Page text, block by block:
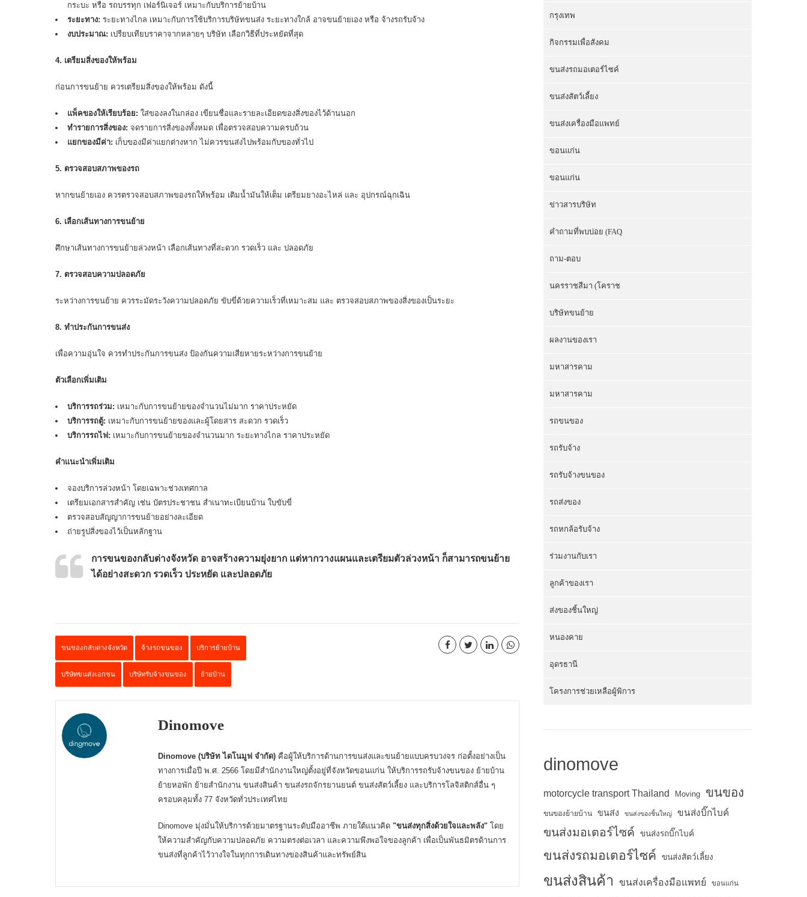
กระบะ หรือ รถบรรทุก เฟอร์นิเจอร์ เหมาะกับบริการย้ายบ้าน
ระยะทาง: ระยะทางไกล เหมาะกับการใช้บริการบริษัทขนส่ง ระยะทางใกล้ อาจขนย้ายเอง หรือ จ้างรถรับจ้าง
งบประมาณ: เปรียบเทียบราคาจากหลายๆ บริษัท เลือกวิธีที่ประหยัดที่สุด
4. เตรียมสิ่งของให้พร้อม
ก่อนการขนย้าย ควรเตรียมสิ่งของให้พร้อม ดังนี้
แพ็คของให้เรียบร้อย: ใส่ของลงในกล่อง เขียนชื่อและรายละเอียดของสิ่งของไว้ด้านนอก
ทำรายการสิ่งของ: จดรายการสิ่งของทั้งหมด เพื่อตรวจสอบความครบถ้วน
แยกของมีค่า: เก็บของมีค่าแยกต่างหาก ไม่ควรขนส่งไปพร้อมกับของทั่วไป
5. ตรวจสอบสภาพของรถ
หากขนย้ายเอง ควรตรวจสอบสภาพของรถให้พร้อม เติมน้ำมันให้เต็ม เตรียมยางอะไหล่ และ อุปกรณ์ฉุกเฉิน
6. เลือกเส้นทางการขนย้าย
ศึกษาเส้นทางการขนย้ายล่วงหน้า เลือกเส้นทางที่สะดวก รวดเร็ว และ ปลอดภัย
7. ตรวจสอบความปลอดภัย
ระหว่างการขนย้าย ควรระมัดระวังความปลอดภัย ขับขี่ด้วยความเร็วที่เหมาะสม และ ตรวจสอบสภาพของสิ่งของเป็นระยะ
8. ทำประกันการขนส่ง
เพื่อความอุ่นใจ ควรทำประกันการขนส่ง ป้องกันความเสียหายระหว่างการขนย้าย
ตัวเลือกเพิ่มเติม
บริการรถร่วม: เหมาะกับการขนย้ายของจำนวนไม่มาก ราคาประหยัด
บริการรถตู้: เหมาะกับการขนย้ายของและผู้โดยสาร สะดวก รวดเร็ว
บริการรถไฟ: เหมาะกับการขนย้ายของจำนวนมาก ระยะทางไกล ราคาประหยัด
คำแนะนำเพิ่มเติม
จองบริการล่วงหน้า โดยเฉพาะช่วงเทศกาล
เตรียมเอกสารสำคัญ เช่น บัตรประชาชน สำเนาทะเบียนบ้าน ใบขับขี่
ตรวจสอบสัญญาการขนย้ายอย่างละเอียด
ถ่ายรูปสิ่งของไว้เป็นหลักฐาน
การขนของกลับต่างจังหวัด อาจสร้างความยุ่งยาก แต่หากวางแผนและเตรียมตัวล่วงหน้า ก็สามารถขนย้าย
ได้อย่างสะดวก รวดเร็ว ประหยัด และปลอดภัย
ขนของกลับต่างจังหวัด จ้างรถขนของ บริการย้ายบ้าน
บริษัทขนส่งเอกชน บริษัทรับจ้างขนของ ย้ายบ้าน
Dinomove
Dinomove (บริษัท ไดโนมูฟ จำกัด) คือผู้ให้บริการด้านการขนส่งและขนย้ายแบบครบวงจร ก่อตั้งอย่างเป็น
ทางการเมื่อปี พ.ศ. 2566 โดยมีสำนักงานใหญ่ตั้งอยู่ที่จังหวัดขอนแก่น ให้บริการรถรับจ้างขนของ ย้ายบ้าน
ย้ายหอพัก ย้ายสำนักงาน ขนส่งสินค้า ขนส่งรถจักรยานยนต์ ขนส่งสัตว์เลี้ยง และบริการโลจิสติกส์อื่น ๆ
ครอบคลุมทั้ง 77 จังหวัดทั่วประเทศไทย
Dinomove มุ่งมั่นให้บริการด้วยมาตรฐานระดับมืออาชีพ ภายใต้แนวคิด "ขนส่งทุกสิ่งด้วยใจและพลัง" โดย
ให้ความสำคัญกับความปลอดภัย ความตรงต่อเวลา และความพึงพอใจของลูกค้า เพื่อเป็นพันธมิตรด้านการ
ขนส่งที่ลูกค้าไว้วางใจในทุกการเดินทางของสินค้าและทรัพย์สิน
กรุงเทพ
กิจกรรมเพื่อสังคม
ขนส่งรถมอเตอร์ไซค์
ขนส่งสัตว์เลี้ยง
ขนส่งเครื่องมือแพทย์
ขอนแก่น
ขอนแก่น
ข่าวสารบริษัท
คำถามที่พบบ่อย (FAQ
ถาม-ตอบ
นครราชสีมา (โคราช
บริษัทขนย้าย
ผลงานของเรา
มหาสารคาม
มหาสารคาม
รถขนของ
รถรับจ้าง
รถรับจ้างขนของ
รถส่งของ
รถหกล้อรับจ้าง
ร่วมงานกับเรา
ลูกค้าของเรา
ส่งของชิ้นใหญ่
หนองคาย
อุดรธานี
โครงการช่วยเหลือผู้พิการ
dinomove
motorcycle transport Thailand Moving ขนของ
ขนของย้ายบ้าน ขนส่ง ขนส่งของชิ้นใหญ่ ขนส่งบิ๊กไบค์
ขนส่งมอเตอร์ไซค์ ขนส่งรถบิ๊กไบค์
ขนส่งรถมอเตอร์ไซค์ ขนส่งสัตว์เลี้ยง
ขนส่งสินค้า ขนส่งเครื่องมือแพทย์ ขอนแก่น